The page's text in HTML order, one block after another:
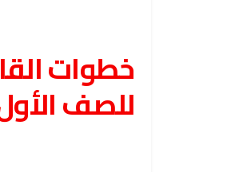
خطوات
للصف الأول